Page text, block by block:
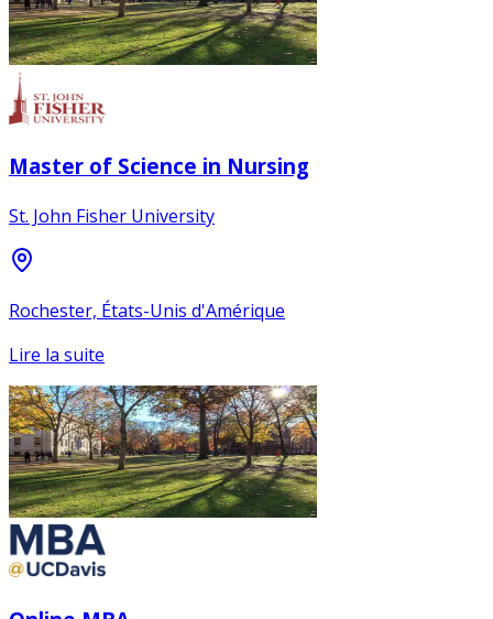
Master of Science in Nursing
St. John Fisher University
Rochester, États-Unis d'Amérique
Lire la suite